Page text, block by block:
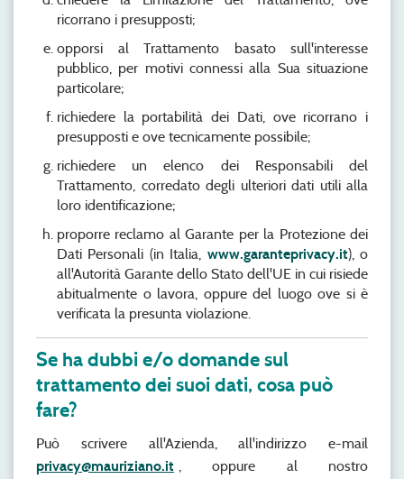
ricorrano i presupposti;
opporsi al Trattamento basato sull'interesse
pubblico, per motivi connessi alla Sua situazione
particolare;
richiedere la portabilità dei Dati, ove ricorrano i
presupposti e ove tecnicamente possibile;
richiedere un elenco dei Responsabili del
Trattamento, corredato degli ulteriori dati utili alla
loro identificazione;
proporre reclamo al Garante per la Protezione dei
Dati Personali (in Italia, www.garanteprivacy.it), o
all'Autorità Garante dello Stato dell'UE in cui risiede
abitualmente o lavora, oppure del luogo ove si è
verificata la presunta violazione.
Se ha dubbi e/o domande sul
trattamento dei suoi dati, cosa può
fare?
Può scrivere all'Azienda, all'indirizzo e-mail
privacy@mauriziano.it , oppure al nostro